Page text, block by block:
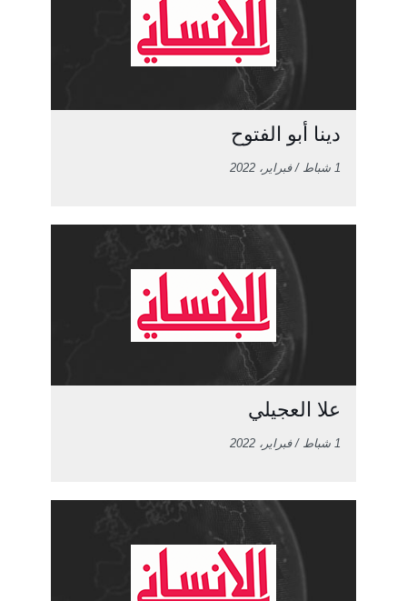
دينا أبو الفتوح
1 شباط / فبراير، 2022
علا العجيلي
1 شباط / فبراير، 2022